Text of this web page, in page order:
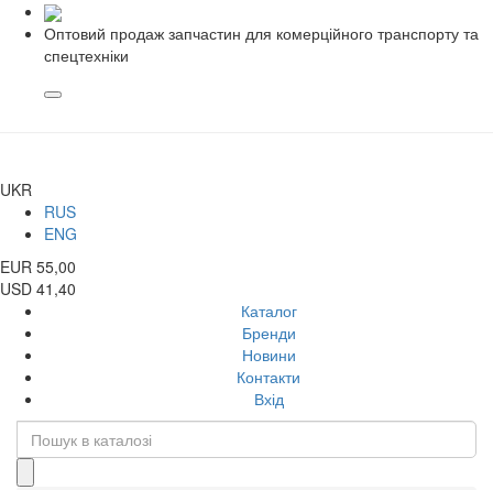
Оптовий продаж запчастин для комерційного транспорту та
спецтехніки
UKR
RUS
ENG
EUR 55,00
USD 41,40
Каталог
Бренди
Новини
Контакти
Вхід